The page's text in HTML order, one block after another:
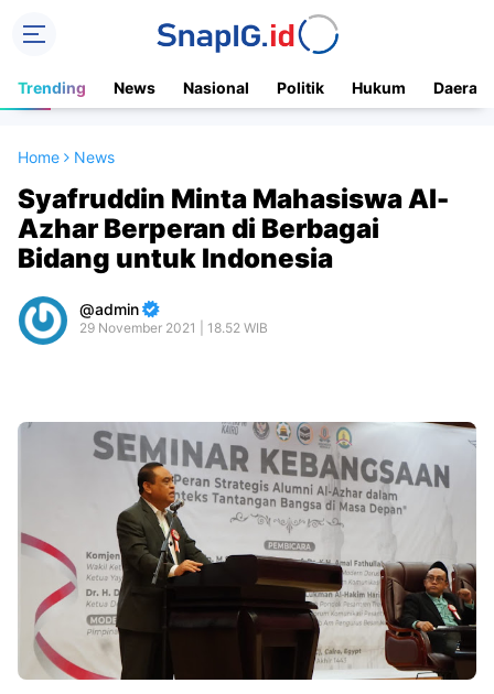
Trending News Nasional Politik Hukum Daerah
Home News
Syafruddin Minta Mahasiswa Al-
Azhar Berperan di Berbagai
Bidang untuk Indonesia
admin
29 November 2021 | 18.52 WIB